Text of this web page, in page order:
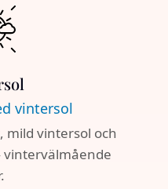
vintersol
vintersol och